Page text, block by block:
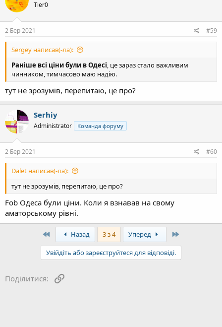
Tier0
2 Бер 2021 #59
Sergey написав(-ла):
Раніше всі ціни були в Одесі , це зараз стало важливим
чинником, тимчасово маю надію.
тут не зрозумів, перепитаю, це про?
Serhiy
Administrator Команда форуму
2 Бер 2021 #60
Dalet написав(-ла):
тут не зрозумів, перепитаю, це про?
Fob Одеса були ціни. Коли я взнавав на свому
аматорському рівні.
Назад 3 з 4 Уперед
Увійдіть або зареєструйтеся для відповіді.
Поділитися: